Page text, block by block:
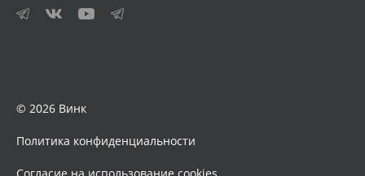
© 2026 Винк
Политика конфиденциальности